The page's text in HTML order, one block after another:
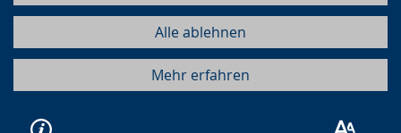
Alle ablehnen
Mehr erfahren